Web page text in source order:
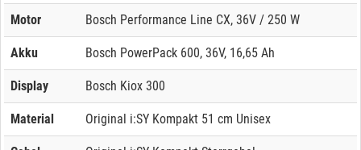
Motor Bosch Performance Line CX, 36V / 250 W
Akku Bosch PowerPack 600, 36V, 16,65 Ah
Display Bosch Kiox 300
Material Original i:SY Kompakt 51 cm Unisex